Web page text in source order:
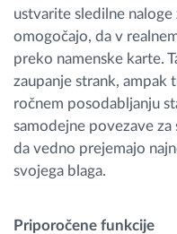
ustvarite sledilne
omogočajo, da v
preko namenske karte.
zaupanje strank, ampak
ročnem posodabljanju
samodejne povezave
da vedno prejemajo
svojega blaga.
Priporočene funkcije